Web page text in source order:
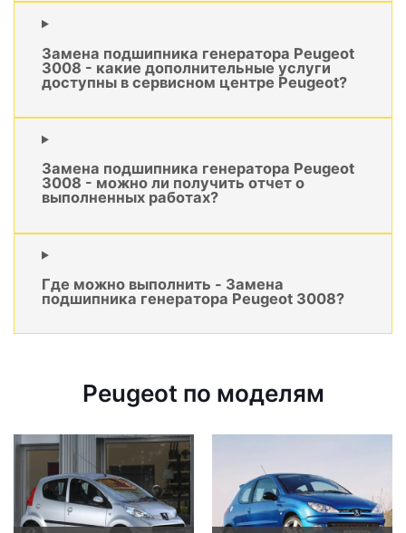
Замена подшипника генератора Peugeot
3008 - какие дополнительные услуги
доступны в сервисном центре Peugeot?
Замена подшипника генератора Peugeot
3008 - можно ли получить отчет о
выполненных работах?
Где можно выполнить - Замена
подшипника генератора Peugeot 3008?
Peugeot по моделям